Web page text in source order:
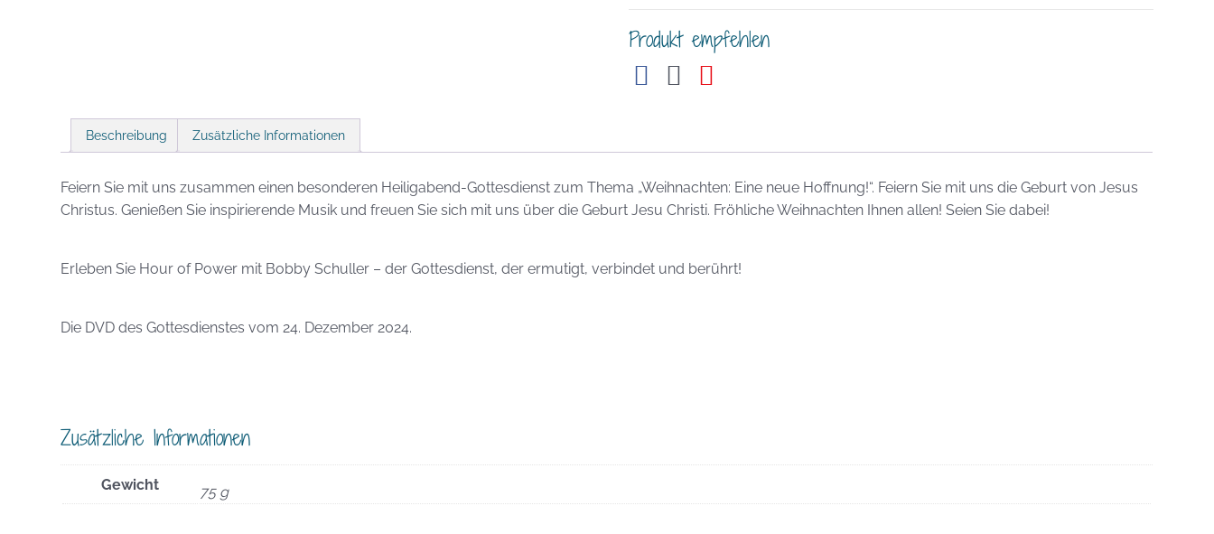
Produkt empfehlen
Beschreibung Zusätzliche Informationen
Feiern Sie mit uns zusammen einen besonderen Heiligabend-Gottesdienst zum Thema „Weihnachten: Eine neue Hoffnung!“. Feiern Sie mit uns die Geburt von Jesus
Christus. Genießen Sie inspirierende Musik und freuen Sie sich mit uns über die Geburt Jesu Christi. Fröhliche Weihnachten Ihnen allen! Seien Sie dabei!
Erleben Sie Hour of Power mit Bobby Schuller – der Gottesdienst, der ermutigt, verbindet und berührt!
Die DVD des Gottesdienstes vom 24. Dezember 2024.
Zusätzliche Informationen
Gewicht 75 g